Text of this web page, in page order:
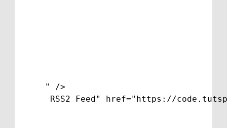
" />
RSS2 Feed" href="https://